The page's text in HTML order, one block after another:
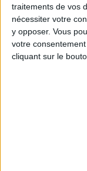
traitements de vos
nécessiter votre
y opposer. Vous
votre
cliquant sur le
ADOPT PARFUMS IS